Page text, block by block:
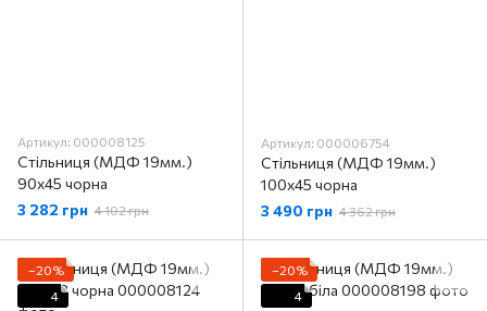
Артикул: 000008125
Стільниця (МДФ 19мм.)
90х45 чорна
3 282 грн 4 102 грн
Артикул: 000006754
Стільниця (МДФ 19мм.)
100х45 чорна
3 490 грн 4 362 грн
−20%
4
−20%
4